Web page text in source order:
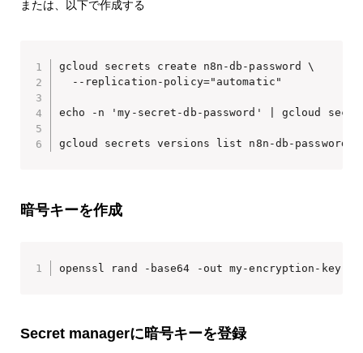
または、以下で作成する
gcloud secrets create n8n-db-password \
  --replication-policy="automatic"
echo -n 'my-secret-db-password' | gcloud
暗号キーを作成
openssl rand -base64 -out my-encryption-key 42
Secret managerに暗号キーを登録